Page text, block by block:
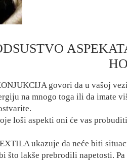
govori da u vašoj
na mnogo toga ili da imate
loši aspekti oni će vas
ukazuje da neće biti
što lakše prebrodili napetosti.